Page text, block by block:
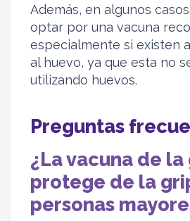
Además, en algunos
optar por una vacuna
especialmente si existen
al huevo, ya que esta no
utilizando huevos.
Preguntas
¿La vacuna de
protege de la
personas